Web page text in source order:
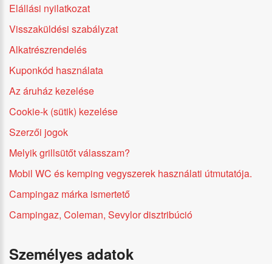
Elállási nyilatkozat
Visszaküldési szabályzat
Alkatrészrendelés
Kuponkód használata
Az áruház kezelése
Cookie-k (sütik) kezelése
Szerzői jogok
Melyik grillsütőt válasszam?
Mobil WC és kemping vegyszerek használati útmutatója.
Campingaz márka ismertető
Campingaz, Coleman, Sevylor disztribúció
Személyes adatok